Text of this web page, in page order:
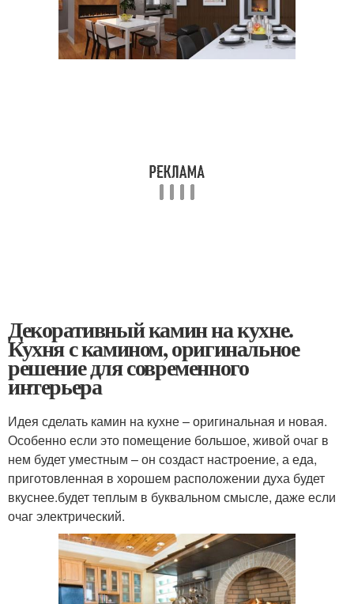
Декоративный камин на кухне.
Кухня с камином, оригинальное
решение для современного
интерьера
Идея сделать камин на кухне – оригинальная и новая.
Особенно если это помещение большое, живой очаг в
нем будет уместным – он создаст настроение, а еда,
приготовленная в хорошем расположении духа будет
вкуснее.будет теплым в буквальном смысле, даже если
очаг электрический.